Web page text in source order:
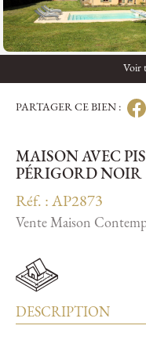
Voir
PARTAGER CE BIEN :
MAISON AVEC
PÉRIGORD NOIR
Réf. : AP2873
Vente Maison
DESCRIPTION